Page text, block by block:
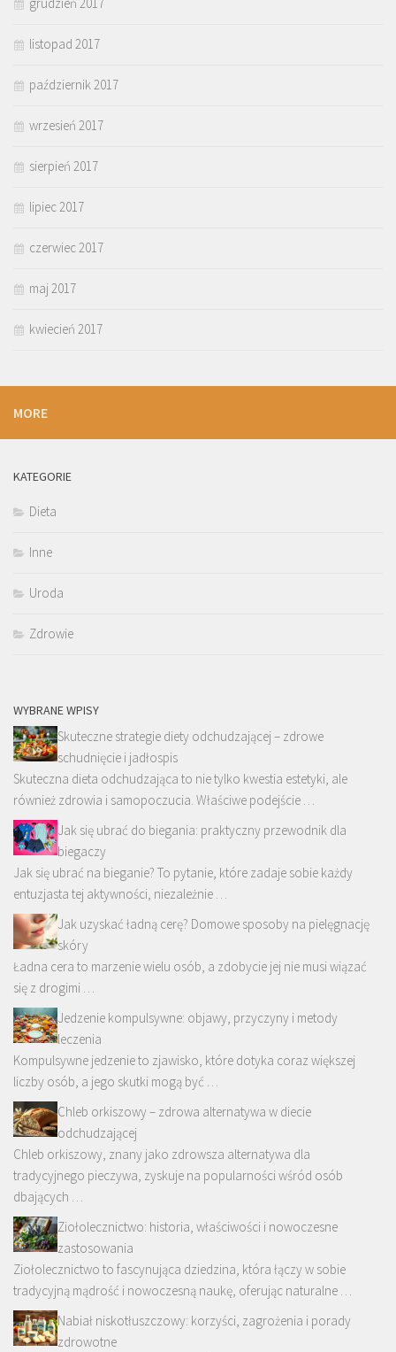
listopad 2017
październik 2017
wrzesień 2017
sierpień 2017
lipiec 2017
czerwiec 2017
maj 2017
kwiecień 2017
MORE
KATEGORIE
Dieta
Inne
Uroda
Zdrowie
WYBRANE WPISY
Skuteczne strategie diety odchudzającej – zdrowe
schudnięcie i jadłospis
Skuteczna dieta odchudzająca to nie tylko kwestia estetyki, ale
również zdrowia i samopoczucia. Właściwe podejście …
Jak się ubrać do biegania: praktyczny przewodnik dla
biegaczy
Jak się ubrać na bieganie? To pytanie, które zadaje sobie każdy
entuzjasta tej aktywności, niezależnie …
Jak uzyskać ładną cerę? Domowe sposoby na pielęgnację
skóry
Ładna cera to marzenie wielu osób, a zdobycie jej nie musi wiązać
się z drogimi …
Jedzenie kompulsywne: objawy, przyczyny i metody
leczenia
Kompulsywne jedzenie to zjawisko, które dotyka coraz większej
liczby osób, a jego skutki mogą być …
Chleb orkiszowy – zdrowa alternatywa w diecie
odchudzającej
Chleb orkiszowy, znany jako zdrowsza alternatywa dla
tradycyjnego pieczywa, zyskuje na popularności wśród osób
dbających …
Ziołolecznictwo: historia, właściwości i nowoczesne
zastosowania
Ziołolecznictwo to fascynująca dziedzina, która łączy w sobie
tradycyjną mądrość i nowoczesną naukę, oferując naturalne …
Nabiał niskotłuszczowy: korzyści, zagrożenia i porady
zdrowotne